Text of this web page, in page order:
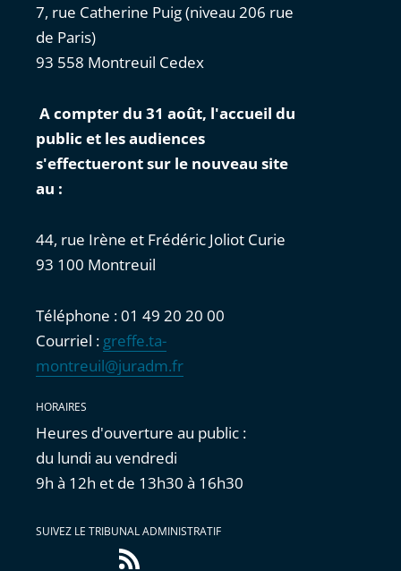
7, rue Catherine Puig (niveau 206 rue
de Paris)
93 558 Montreuil Cedex
A compter du 31 août, l'accueil du
public et les audiences
s'effectueront sur le nouveau site
au :
44, rue Irène et Frédéric Joliot Curie
93 100 Montreuil
Téléphone : 01 49 20 20 00
Courriel : greffe.ta-
montreuil@juradm.fr
HORAIRES
Heures d'ouverture au public :
du lundi au vendredi
9h à 12h et de 13h30 à 16h30
SUIVEZ LE TRIBUNAL ADMINISTRATIF
Flux